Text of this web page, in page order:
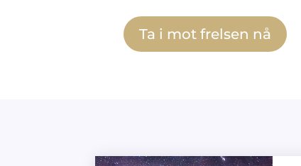
Ta i mot frelsen nå